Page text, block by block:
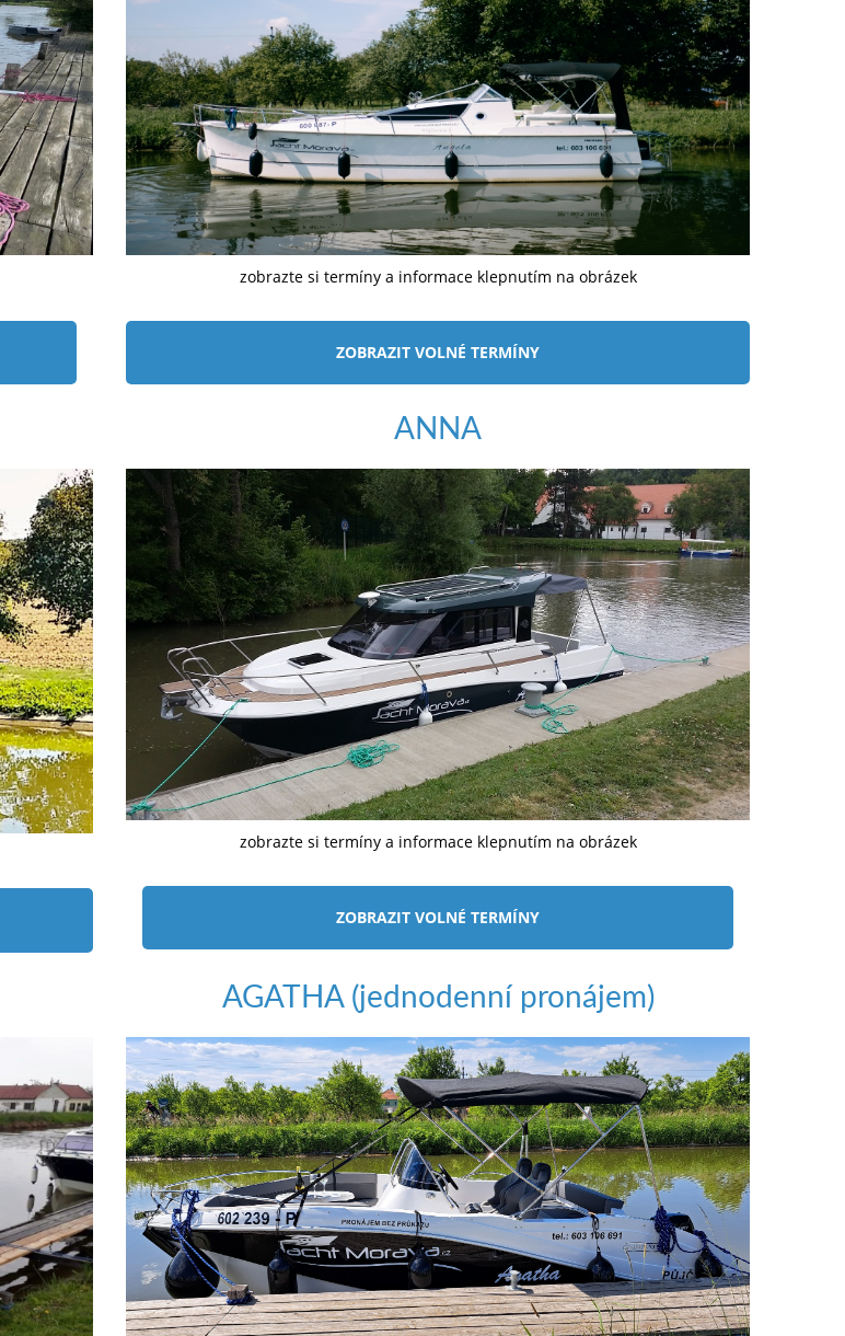
zobrazte si termíny a informace klepnutím na obrázek
ZOBRAZIT VOLNÉ TERMÍNY
ANNA
zobrazte si termíny a informace klepnutím na obrázek
ZOBRAZIT VOLNÉ TERMÍNY
AGATHA (jednodenní pronájem)